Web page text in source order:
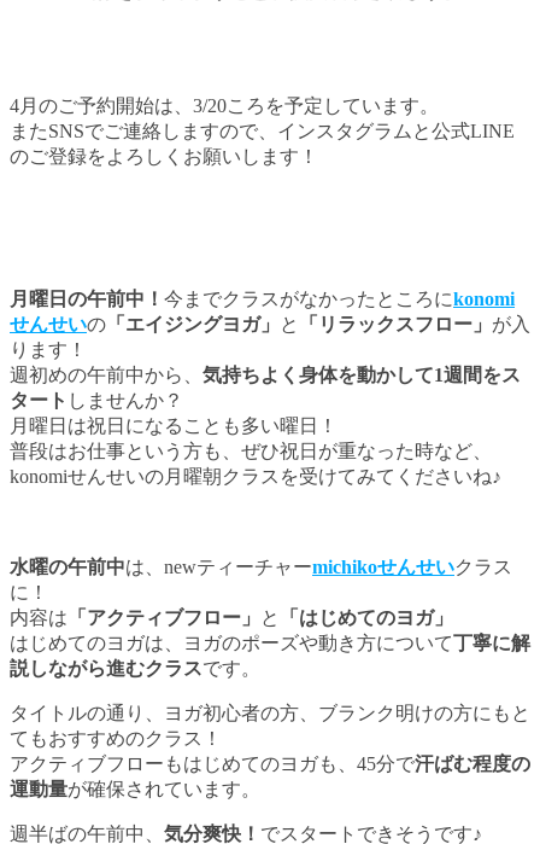
4月のご予約開始は、3/20ころを予定しています。
またSNSでご連絡しますので、インスタグラムと公式LINE
のご登録をよろしくお願いします！
月曜日の午前中！ 今までクラスがなかったところにkonomi
せんせいの 「エイジングヨガ」 と 「リラックスフロー」 が入
ります！
週初めの午前中から、 気持ちよく身体を動かして1週間をス
タート しませんか？
月曜日は祝日になることも多い曜日！
普段はお仕事という方も、ぜひ祝日が重なった時など、
konomiせんせいの月曜朝クラスを受けてみてくださいね♪
水曜の午前中は、newティーチャーmichikoせんせいクラス
に！
内容は 「アクティブフロー」 と
「はじめてのヨガ」
はじめてのヨガは、ヨガのポーズや動き方について丁寧に解
説しながら進むクラスです。
タイトルの通り、ヨガ初心者の方、ブランク明けの方にもと
てもおすすめのクラス！
アクティブフローもはじめてのヨガも、45分で汗ばむ程度の
運動量が確保されています。
週半ばの午前中、 気分爽快！ でスタートできそうです♪